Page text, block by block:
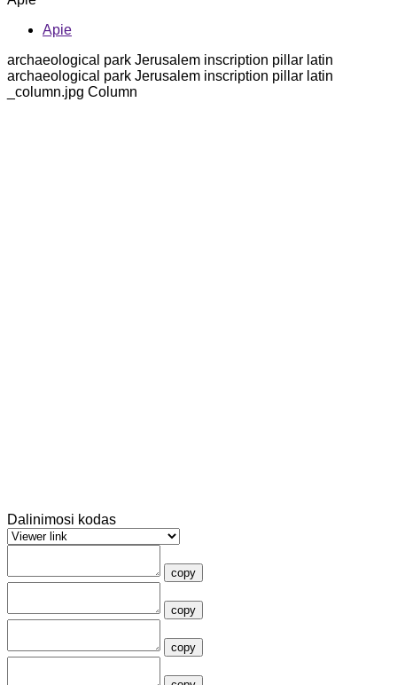
Apie
archaeological park Jerusalem inscription pillar latin
archaeological park Jerusalem inscription pillar latin
_column.jpg Column
Dalinimosi kodas
copy
copy
copy